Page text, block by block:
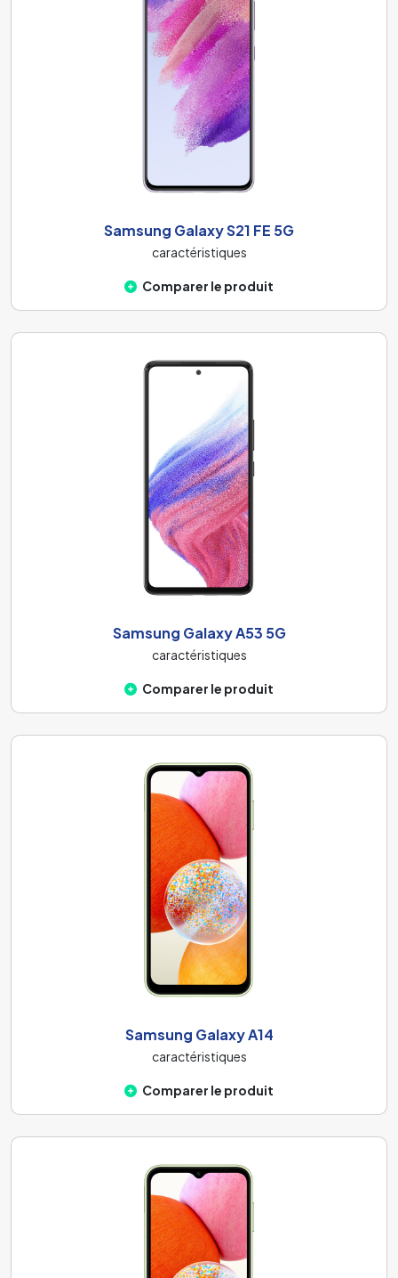
Samsung Galaxy S21 FE 5G
caractéristiques
Comparer le produit
Samsung Galaxy A53 5G
caractéristiques
Comparer le produit
Samsung Galaxy A14
caractéristiques
Comparer le produit